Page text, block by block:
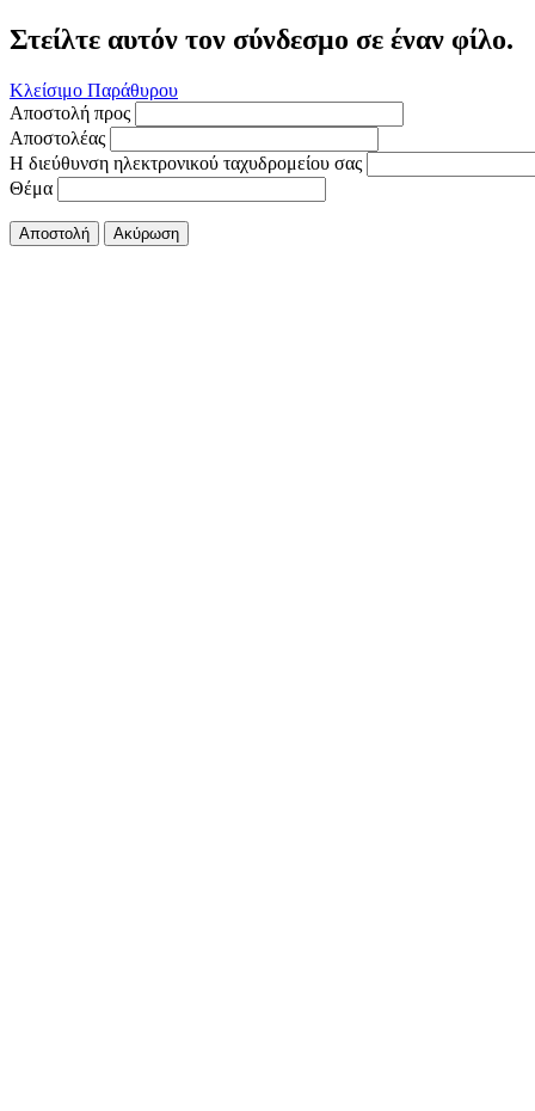
Στείλτε αυτόν τον σύνδεσμο σε έναν φίλο.
Κλείσιμο Παράθυρου
Αποστολή προς
Αποστολέας
Η διεύθυνση ηλεκτρονικού ταχυδρομείου σας
Θέμα
Αποστολή Ακύρωση